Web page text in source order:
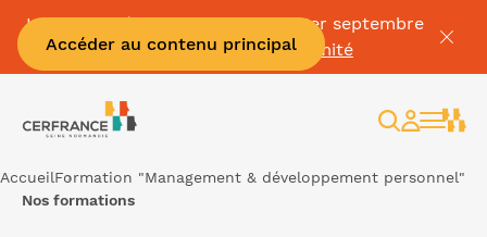
Accéder au contenu principal
La Facture électronique c'est le 1er septembre
👉Mettez vous en conformité
Rechercher
Espace
AccueilFormation "Management & développement personnel"
Nos formations